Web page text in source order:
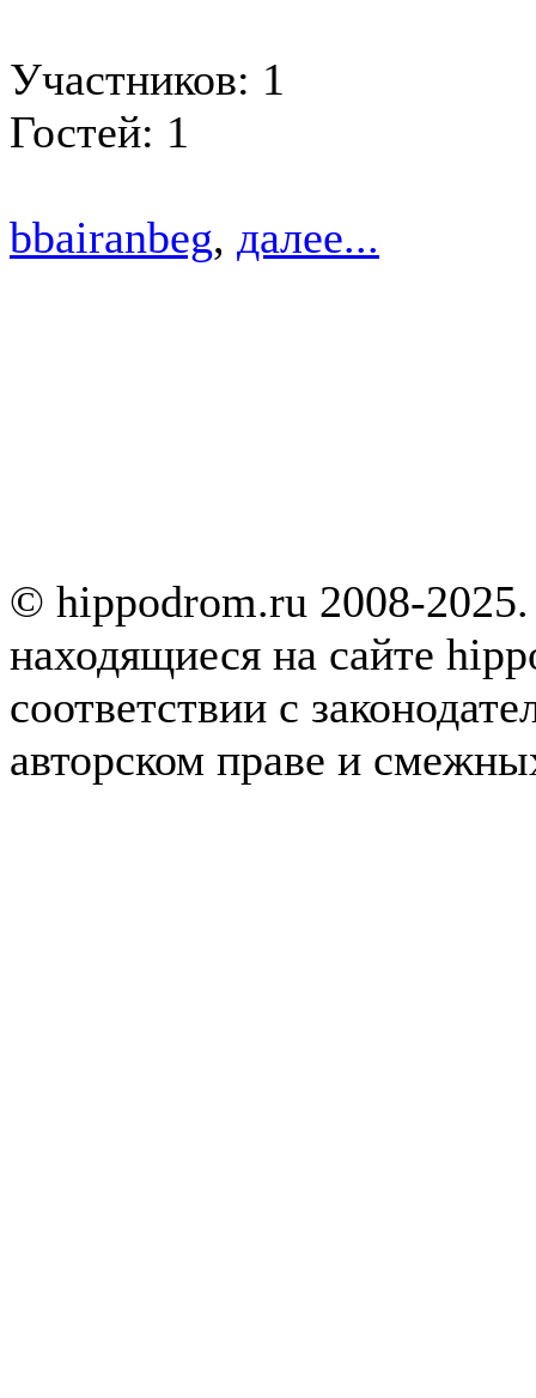
Участников: 1
Гостей: 1
bbairanbeg, далее...
© hippodrom.ru 2008-
находящиеся на сайте
соответствии с
авторском праве и